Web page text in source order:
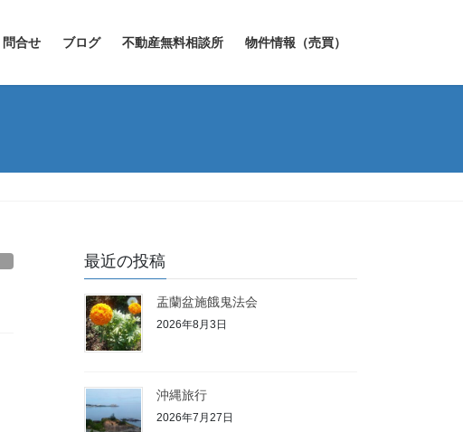
問合せ ブログ 不動産無料相談所 物件情報（売買）
最近の投稿
盂蘭盆施餓鬼法会
2026年8月3日
沖縄旅行
2026年7月27日